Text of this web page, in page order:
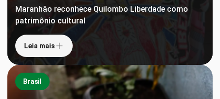
Maranhão reconhece Quilombo Liberdade como
patrimônio cultural
Leia mais
Brasil